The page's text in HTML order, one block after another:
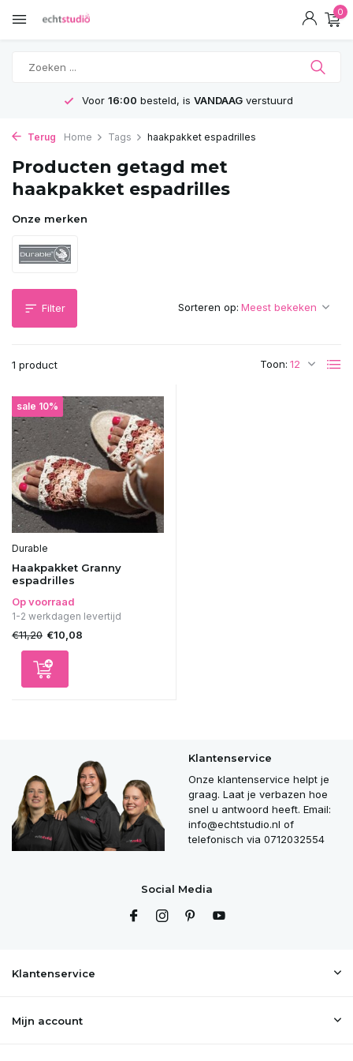
0
Voor 16:00 besteld, is VANDAAGverstuurd
Terug Home Tags haakpakket espadrilles
Producten getagd met
haakpakket espadrilles
Onze merken
Filter
1 product Toon:
Sorteren op:
sale 10%
Durable
Haakpakket Granny
espadrilles
Op voorraad
1-2 werkdagen levertijd
€11,20 €10,08
Klantenservice
Onze klantenservice helpt je
graag. Laat je verbazen hoe
snel u antwoord heeft. Email:
info@echtstudio.nl of
telefonisch via 0712032554
Social Media
Klantenservice
Mijn account